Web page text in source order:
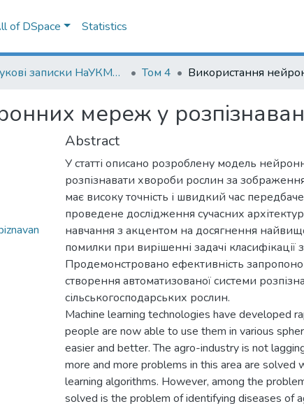
of DSpace Statistics
Наукові записки НаУКМА. Комп'ютерні науки Том 4
мереж у
Abstract
У статті описано розроблену модель
розпізнавати хвороби рослин за
має високу точність і швидкий час
проведене дослідження сучасних
навчання з акцентом на досягнення
помилки при вирішенні задачі класифікації
Продемонстровано ефективність
створення автоматизованої системи
сільськогосподарських рослин.
Machine learning technologies have developed
people are now able to use them in various
easier and better. The agro-industry is not
more and more problems in this area are solved
learning algorithms. However, among the
solved is the problem of identifying diseases of